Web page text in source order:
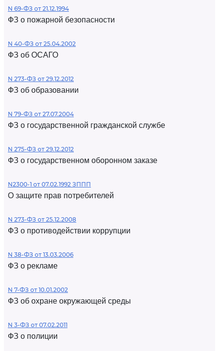
N 69-ФЗ от 21.12.1994
ФЗ о пожарной безопасности
N 40-ФЗ от 25.04.2002
ФЗ об ОСАГО
N 273-ФЗ от 29.12.2012
ФЗ об образовании
N 79-ФЗ от 27.07.2004
ФЗ о государственной гражданской службе
N 275-ФЗ от 29.12.2012
ФЗ о государственном оборонном заказе
N2300-1 от 07.02.1992 ЗППП
О защите прав потребителей
N 273-ФЗ от 25.12.2008
ФЗ о противодействии коррупции
N 38-ФЗ от 13.03.2006
ФЗ о рекламе
N 7-ФЗ от 10.01.2002
ФЗ об охране окружающей среды
N 3-ФЗ от 07.02.2011
ФЗ о полиции